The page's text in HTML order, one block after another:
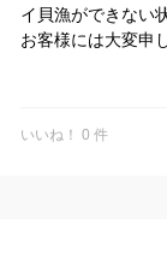
イ貝漁ができない
お客様には大変申
濁りがなくなりま
いいね！ 0 件